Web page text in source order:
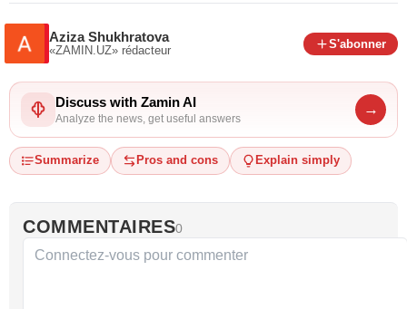
Aziza Shukhratova
«ZAMIN.UZ» rédacteur
S'abonner
Discuss with Zamin AI
Analyze the news, get useful answers
→
Summarize Pros and cons Explain simply
COMMENTAIRES0